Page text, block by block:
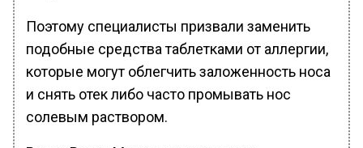
Поэтому специалисты призвали заменить
подобные средства таблетками от аллергии,
которые могут облегчить заложенность носа
и снять отек либо часто промывать нос
солевым раствором.